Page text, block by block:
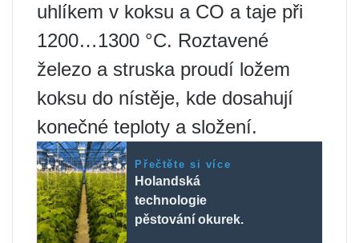
uhlíkem v koksu a CO a taje při
1200…1300 °C. Roztavené
železo a struska proudí ložem
koksu do nístěje, kde dosahují
konečné teploty a složení.
Přečtěte si více
Holandská
technologie
pěstování okurek.